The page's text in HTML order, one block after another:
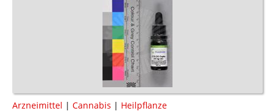
Arzneimittel | Cannabis | Heilpflanze